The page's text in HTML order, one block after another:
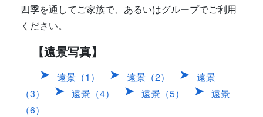
四季を通してご家族で、あるいはグループでご利用
ください。
【遠景写真】
遠景（1） 遠景（2）
遠景
（3）
遠景（4） 遠景（5）
遠景
（6）